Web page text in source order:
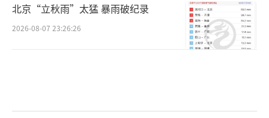
北京“立秋雨”太猛 暴雨破纪录
2026-08-07 23:26:26